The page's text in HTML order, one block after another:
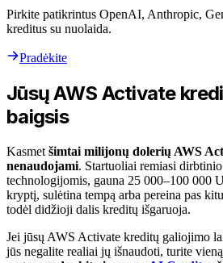
Pirkite patikrintus OpenAI, Anthropic,
kreditus su nuolaida.
Pradėkite
Jūsų AWS Activate
baigsis
Kasmet šimtai milijonų dolerių AWS
nenaudojami. Startuoliai remiasi
technologijomis, gauna 25 000–100 000
kryptį, sulėtina tempą arba pereina pas
todėl didžioji dalis kreditų išgaruoja.
Jei jūsų AWS Activate kreditų galiojimo
jūs negalite realiai jų išnaudoti, turite